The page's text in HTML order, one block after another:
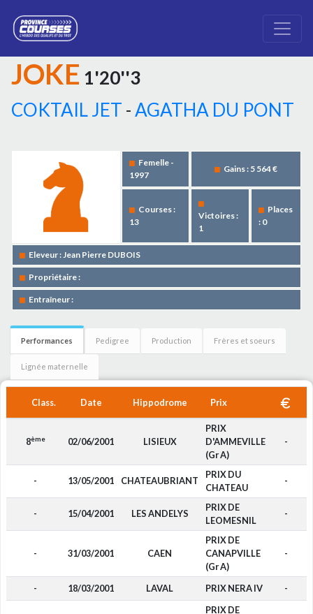
JOKE 1'20''3
COKTAIL JET -AGATHA DU PONT
Femelle -
1997
Gains : 5 564 €
Courses :
13
Victoires :
1
Places
: 0
Eleveur : Jean Pierre DUBOIS
Propriétaire :
Entraîneur :
Performances Pedigree Production Frères et soeurs
Lignée maternelle
Class. Date Hippodrome Prix
8ème 02/06/2001 LISIEUX
PRIX
D'AMMEVILLE
(Gr A)
-
- 13/05/2001 CHATEAUBRIANT
PRIX DU
CHATEAU
-
- 15/04/2001 LES ANDELYS
PRIX DE
LEOMESNIL
-
- 31/03/2001 CAEN
PRIX DE
CANAPVILLE
(Gr A)
-
- 18/03/2001 LAVAL PRIX NERA IV -
PRIX DE